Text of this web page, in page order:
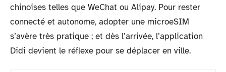
chinoises telles que WeChat ou Alipay. Pour rester
connecté et autonome, adopter une microeSIM
s’avère très pratique ; et dès l’arrivée, l’application
Didi devient le réflexe pour se déplacer en ville.